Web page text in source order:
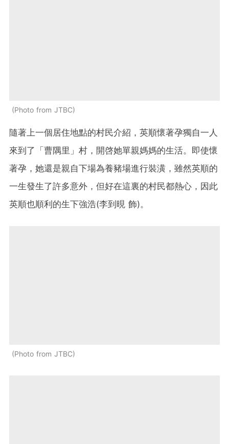
Photo from JTBC
隨著上一個居住地點的村民介紹，英順懷著孕獨自一人
來到了「曹隅里」村，開啓她單親媽媽的生活。即使懷
著孕，她還是親自下場為養豬場進行裝潢，雖然英順的
一生發生了許多意外，但好在這裏的村民都熱心，因此
英順也順利的生下強浩(李到晛 飾)。
Photo from JTBC